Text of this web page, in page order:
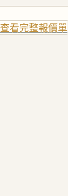
查看完整報價單